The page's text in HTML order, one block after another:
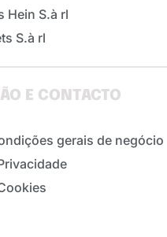
Hein S.à rl
S.à rl
E CONTACTO
gerais de negócio